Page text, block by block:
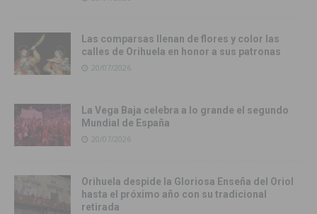
Las comparsas llenan de flores y color las
calles de Orihuela en honor a sus patronas
20/07/2026
La Vega Baja celebra a lo grande el segundo
Mundial de España
20/07/2026
Orihuela despide la Gloriosa Enseña del Oriol
hasta el próximo año con su tradicional
retirada